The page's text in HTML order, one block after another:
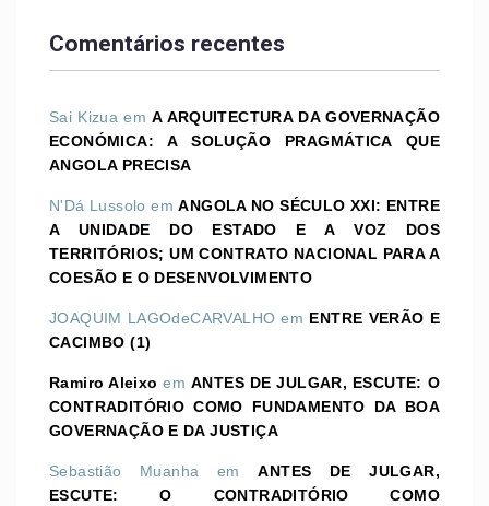
Comentários recentes
Sai Kizua emA ARQUITECTURA DA GOVERNAÇÃO
ECONÓMICA: A SOLUÇÃO PRAGMÁTICA QUE
ANGOLA PRECISA
N'Dá Lussolo emANGOLA NO SÉCULO XXI: ENTRE
A UNIDADE DO ESTADO E A VOZ DOS
TERRITÓRIOS; UM CONTRATO NACIONAL PARA A
COESÃO E O DESENVOLVIMENTO
JOAQUIM LAGOdeCARVALHO em ENTRE VERÃO E
CACIMBO (1)
Ramiro Aleixo emANTES DE JULGAR, ESCUTE: O
CONTRADITÓRIO COMO FUNDAMENTO DA BOA
GOVERNAÇÃO E DA JUSTIÇA
Sebastião Muanha emANTES DE JULGAR,
ESCUTE: O CONTRADITÓRIO COMO